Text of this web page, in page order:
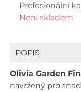
Profesionální
Není skladem
POPIS
Olivia Garden
navržený pro